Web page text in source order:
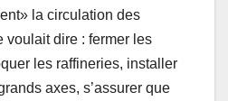
la circulation des
voulait dire : fermer les
les raffineries, installer
axes, s’assurer que